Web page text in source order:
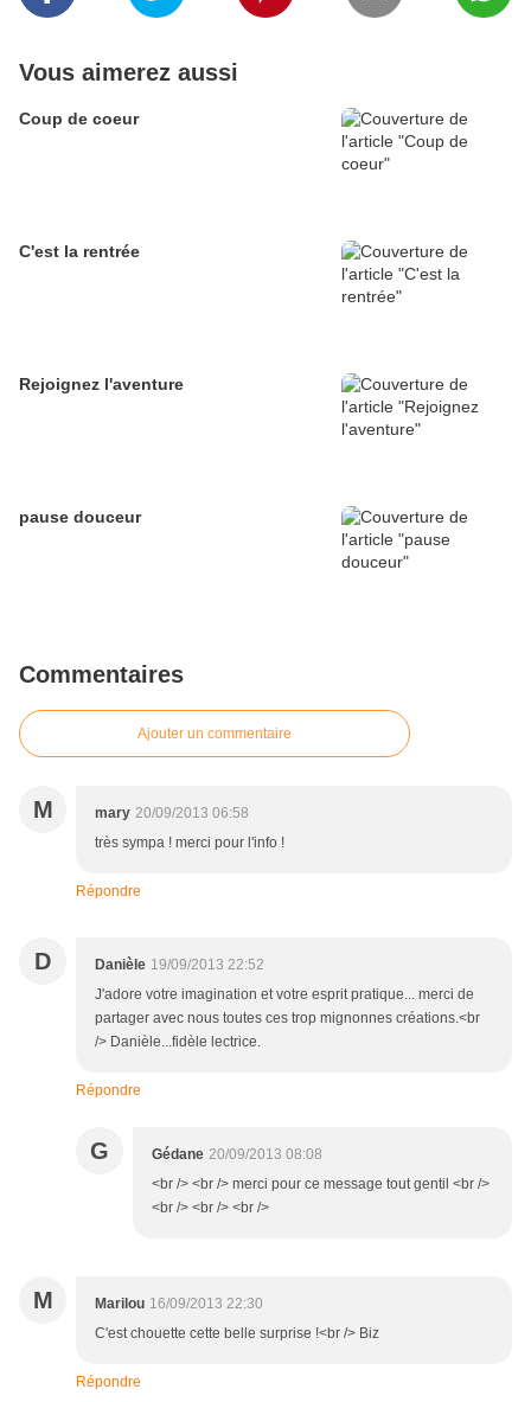
Vous aimerez aussi
Coup de coeur
C'est la rentrée
Rejoignez l'aventure
pause douceur
Commentaires
Ajouter un commentaire
M mary 20/09/2013 06:58
très sympa ! merci pour l'info !
Répondre
D Danièle 19/09/2013 22:52
J'adore votre imagination et votre esprit pratique... merci de
partager avec nous toutes ces trop mignonnes créations.<br
/> Danièle...fidèle lectrice.
Répondre
G Gédane 20/09/2013 08:08
<br /> <br /> merci pour ce message tout gentil <br />
<br /> <br /> <br />
M Marilou 16/09/2013 22:30
C'est chouette cette belle surprise !<br /> Biz
Répondre